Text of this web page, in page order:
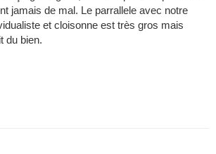
jamais de mal. Le parrallele avec notre
et cloisonne est très gros mais
du bien.